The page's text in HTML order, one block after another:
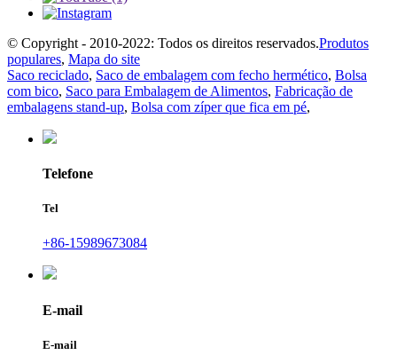
© Copyright - 2010-2022: Todos os direitos reservados.Produtos
populares, Mapa do site
Saco reciclado, Saco de embalagem com fecho hermético, Bolsa
com bico, Saco para Embalagem de Alimentos, Fabricação de
embalagens stand-up, Bolsa com zíper que fica em pé,
Telefone
Tel
+86-15989673084
E-mail
E-mail